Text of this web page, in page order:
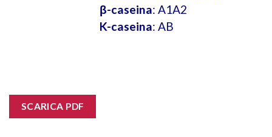
β-caseina: A1A2
K-caseina: AB
SCARICA PDF